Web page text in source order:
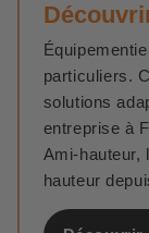
particuliers.
solutions
entreprise à
Ami-hauteur,
hauteur